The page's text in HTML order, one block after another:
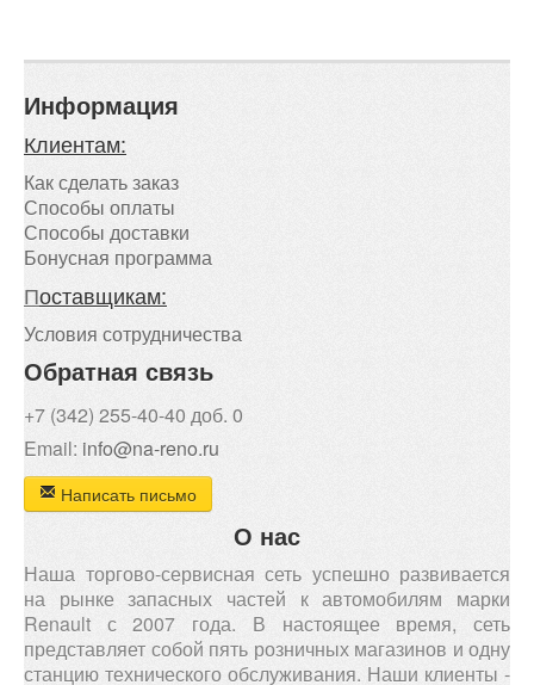
Информация
Клиентам:
Как сделать заказ
Способы оплаты
Способы доставки
Бонусная программа
Поставщикам:
Условия сотрудничества
Обратная связь
+7 (342) 255-40-40 доб. 0
Email: info@na-reno.ru
Написать письмо
О нас
Наша торгово-сервисная сеть успешно развивается
на рынке запасных частей к автомобилям марки
Renault с 2007 года. В настоящее время, сеть
представляет собой пять розничных магазинов и одну
станцию технического обслуживания. Наши клиенты -